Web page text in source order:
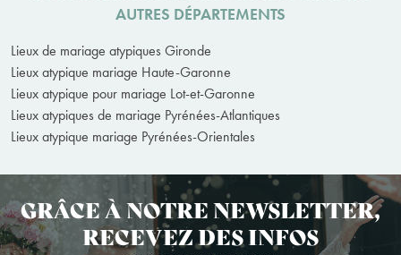
AUTRES DÉPARTEMENTS
Lieux de mariage atypiques Gironde
Lieux atypique mariage Haute-Garonne
Lieux atypique pour mariage Lot-et-Garonne
Lieux atypiques de mariage Pyrénées-Atlantiques
Lieux atypique mariage Pyrénées-Orientales
GRÂCE À NOTRE NEWSLETTER,
RECEVEZ DES INFOS